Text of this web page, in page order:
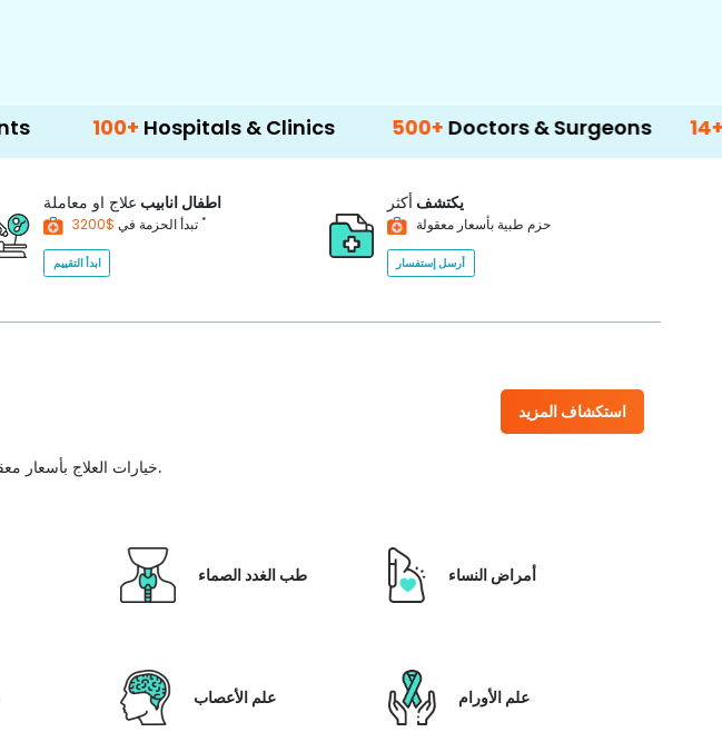
100+ Hospitals & Clinics 500+ Doctors & Surgeons 14+
اطفال انابيب علاج او معاملة
تبدأ الحزمة في *
ابدأ التقييم
يكتشف أكثر
حزم طبية بأسعار معقولة
أرسل إستفسار
استكشاف المزيد
خيارات العلاج بأسعار معقولة مع جميع النطاقات الممكنة من الإجراءات الطبية للاختيار من بينها مع أفضل جودة للرعاية الصحية في البلاد.
طب الغدد الصماء أمراض النساء
علم الأعصاب علم الأورام